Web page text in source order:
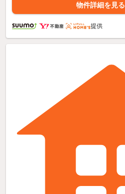
物件詳細を見る
提供